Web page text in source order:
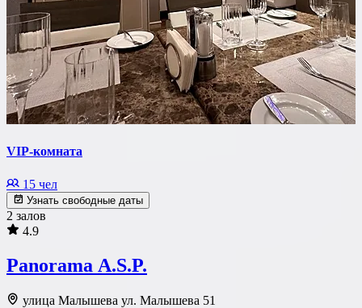
VIP-комната
15 чел
Узнать свободные даты
2 залов
4.9
Panorama A.S.P.
улица Малышева ул. Малышева 51